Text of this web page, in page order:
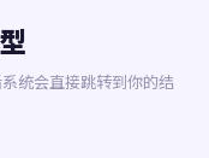
统会直接跳转到你的结